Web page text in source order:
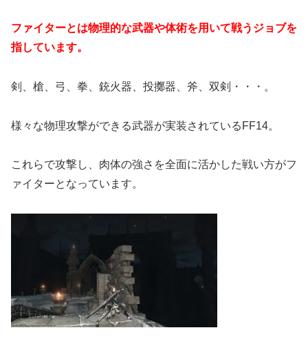
ファイターとは物理的な武器や体術を用いて戦うジョブを
指しています。
剣、槍、弓、拳、銃火器、投擲器、斧、双剣・・・。
様々な物理攻撃ができる武器が実装されているFF14。
これらで攻撃し、肉体の強さを全面に活かした戦い方がフ
ァイターとなっています。